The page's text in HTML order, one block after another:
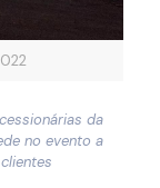
da
no evento a